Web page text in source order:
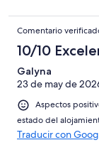
Comentario
10/10
Galyna
23 de may de
Aspectos
estado del
Traducir con